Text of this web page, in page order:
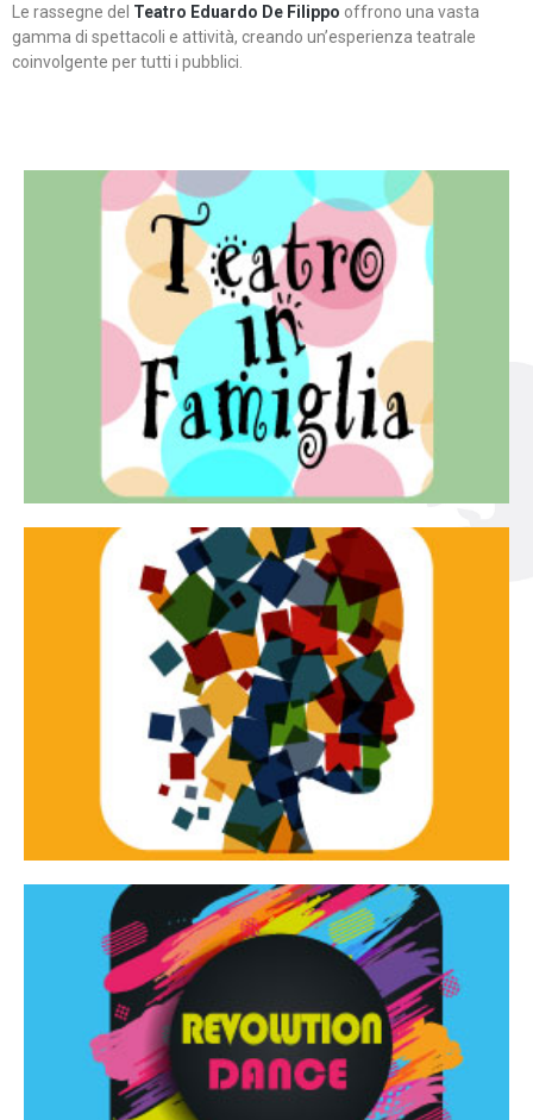
Le rassegne del Teatro Eduardo De Filippo offrono una vasta
gamma di spettacoli e attività, creando un’esperienza teatrale
coinvolgente per tutti i pubblici.
Teatro in famiglia
Teatro In Famiglia è una rassegna di teatro concepita
per far condividere e godere del teatro all’intera
famiglia.
Continua
Tracce dinamiche
Tracce Dinamiche è una rassegna di teatro
d’innovazione e sperimentale.
Continua
Revolution Dance
Rassegna di danza contemporanea – I Edizione